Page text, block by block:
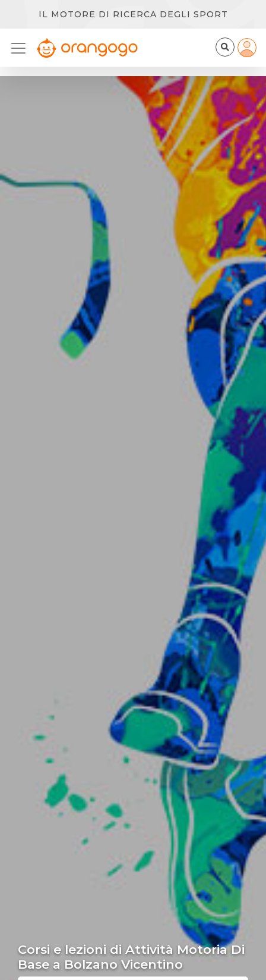
IL MOTORE DI RICERCA DEGLI SPORT
Corsi e lezioni di Attività Motoria Di
Base a Bolzano Vicentino